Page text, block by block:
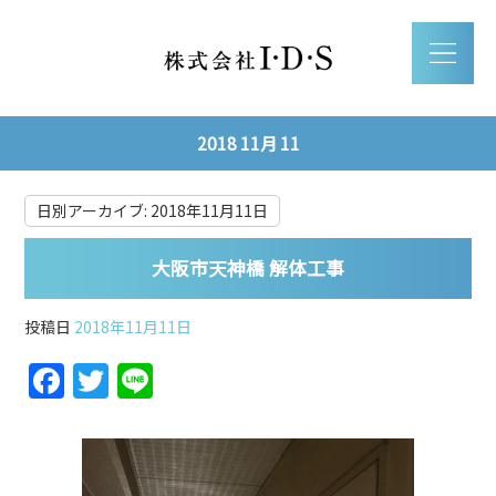
2018 11月 11
日別アーカイブ: 2018年11月11日
大阪市天神橋 解体工事
投稿日 2018年11月11日
F
a
c
T
w
itte